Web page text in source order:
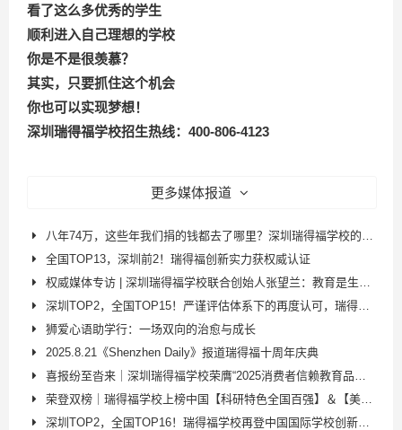
看了这么多优秀的学生
顺利进入自己理想的学校
你是不是很羡慕？
其实，只要抓住这个机会
你也可以实现梦想！
深圳瑞得福学校招生热线：400-806-4123
更多媒体报道
八年74万，这些年我们捐的钱都去了哪里？深圳瑞得福学校的公益答卷
全国TOP13，深圳前2！瑞得福创新实力获权威认证
权威媒体专访 | 深圳瑞得福学校联合创始人张望兰：教育是生命影响生命
深圳TOP2，全国TOP15！严谨评估体系下的再度认可，瑞得福创新教育之路再上新台阶!
狮爱心语助学行：一场双向的治愈与成长
2025.8.21《Shenzhen Daily》报道瑞得福十周年庆典
喜报纷至沓来｜深圳瑞得福学校荣膺“2025消费者信赖教育品牌”！​
荣登双榜｜瑞得福学校上榜中国【科研特色全国百强】＆【美式特色全国十强】！
深圳TOP2，全国TOP16！瑞得福学校再登中国国际学校创新竞争力排行榜